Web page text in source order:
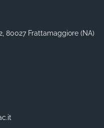
80027 Frattamaggiore (NA)